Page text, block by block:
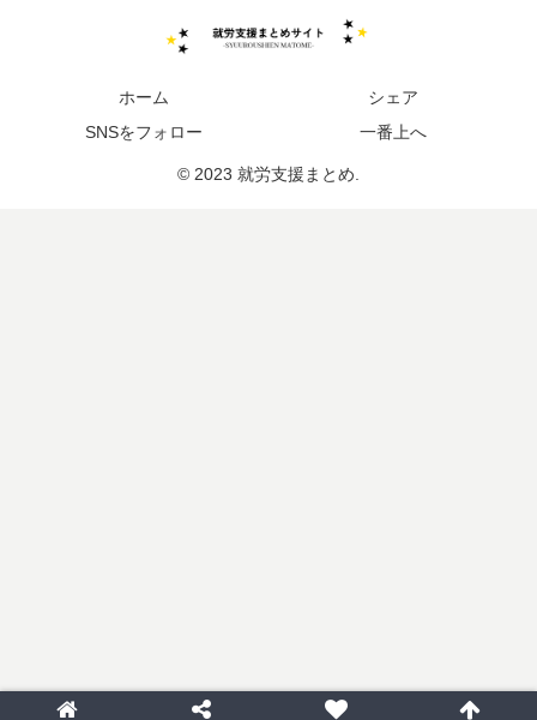
ホーム
シェア
SNSをフォロー
一番上へ
© 2023 就労支援まとめ.